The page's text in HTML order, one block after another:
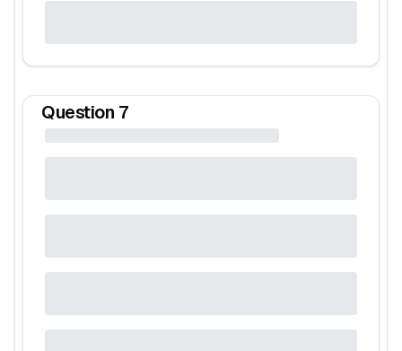
Question 7